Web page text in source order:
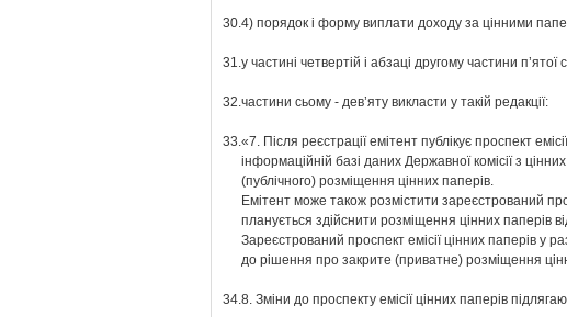
30.4) порядок і форму виплати доходу за цінними
31.у частині четвертій і абзаці другому частини
32.частини сьому - дев’яту викласти у такій редакції:
33.«7. Після реєстрації емітент публікує проспект
інформаційній базі даних Державної комісії з
(публічного) розміщення цінних паперів.
Емітент може також розмістити зареєстрований
планується здійснити розміщення цінних паперів
Зареєстрований проспект емісії цінних паперів у
до рішення про закрите (приватне) розміщення
34.8. Зміни до проспекту емісії цінних паперів